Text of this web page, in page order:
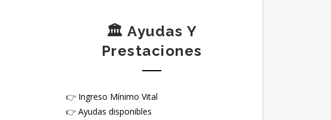
🏛️ Ayudas Y
Prestaciones
👉 Ingreso Mínimo Vital
👉 Ayudas disponibles